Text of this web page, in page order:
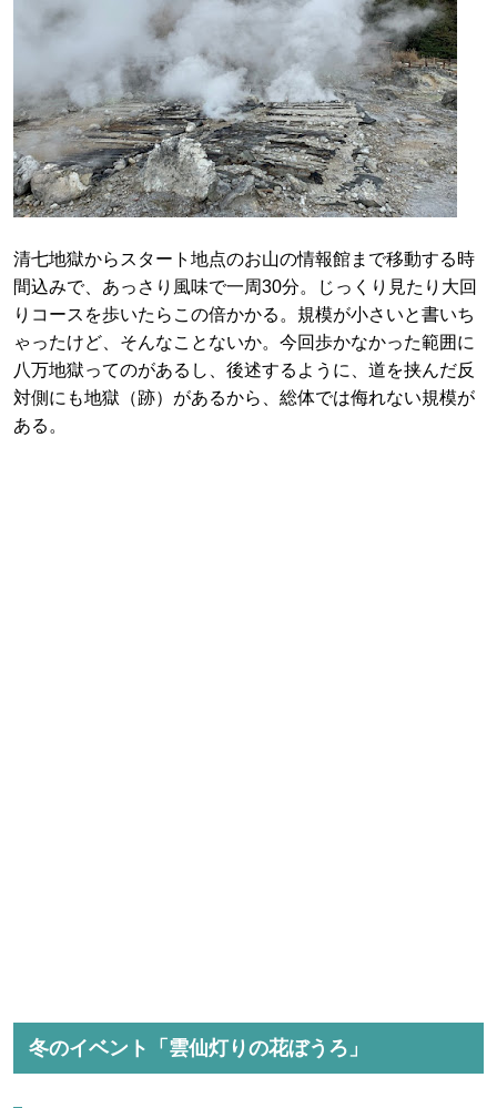
清七地獄からスタート地点のお山の情報館まで移動する時
間込みで、あっさり風味で一周30分。じっくり見たり大回
りコースを歩いたらこの倍かかる。規模が小さいと書いち
ゃったけど、そんなことないか。今回歩かなかった範囲に
八万地獄ってのがあるし、後述するように、道を挟んだ反
対側にも地獄（跡）があるから、総体では侮れない規模が
ある。
冬のイベント「雲仙灯りの花ぼうろ」